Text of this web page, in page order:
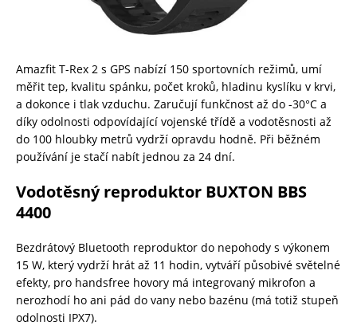
Amazfit T-Rex 2 s GPS nabízí 150 sportovních režimů, umí
měřit tep, kvalitu spánku, počet kroků, hladinu kyslíku v krvi,
a dokonce i tlak vzduchu. Zaručují funkčnost až do -30°C a
díky odolnosti odpovídající vojenské třídě a vodotěsnosti až
do 100 hloubky metrů vydrží opravdu hodně. Při běžném
používání je stačí nabít jednou za 24 dní.
Vodotěsný reproduktor BUXTON BBS
4400
Bezdrátový Bluetooth reproduktor do nepohody s výkonem
15 W, který vydrží hrát až 11 hodin, vytváří působivé světelné
efekty, pro handsfree hovory má integrovaný mikrofon a
nerozhodí ho ani pád do vany nebo bazénu (má totiž stupeň
odolnosti IPX7).